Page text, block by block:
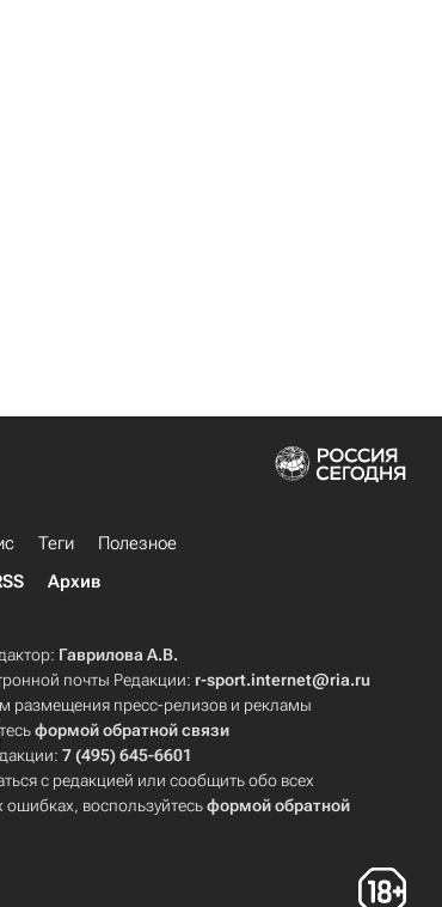
Теги
Полезное
Архив
Гаврилова А.В.
почты Редакции: r-sport.internet@ria.ru
размещения пресс-релизов и рекламы
формой обратной связи
7 (495) 645-6601
с редакцией или сообщить обо всех
ошибках, воспользуйтесьформой обратной